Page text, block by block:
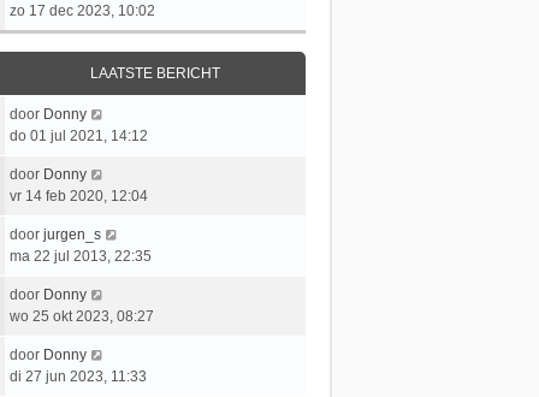
a
a
t
t
e
b
r
i
c
zo 17 dec 2023, 10:02
LAATSTE BERICHT
L
a
t
s
e
b
e
c
h
door Donny
do 01 jul 2021, 14:12
L
a
t
s
e
b
e
door Donny
vr 14 feb 2020, 12:04
L
a
t
s
e
b
door jurgen_s
ma 22 jul 2013, 22:35
L
a
t
s
door Donny
wo 25 okt 2023, 08:27
L
a
door Donny
di 27 jun 2023, 11:33